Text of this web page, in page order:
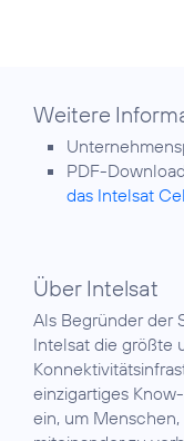
Weitere
PDF-
das Intelsat
Über Intelsat
Als Begründer der
Intelsat die größte
einzigartiges
ein, um